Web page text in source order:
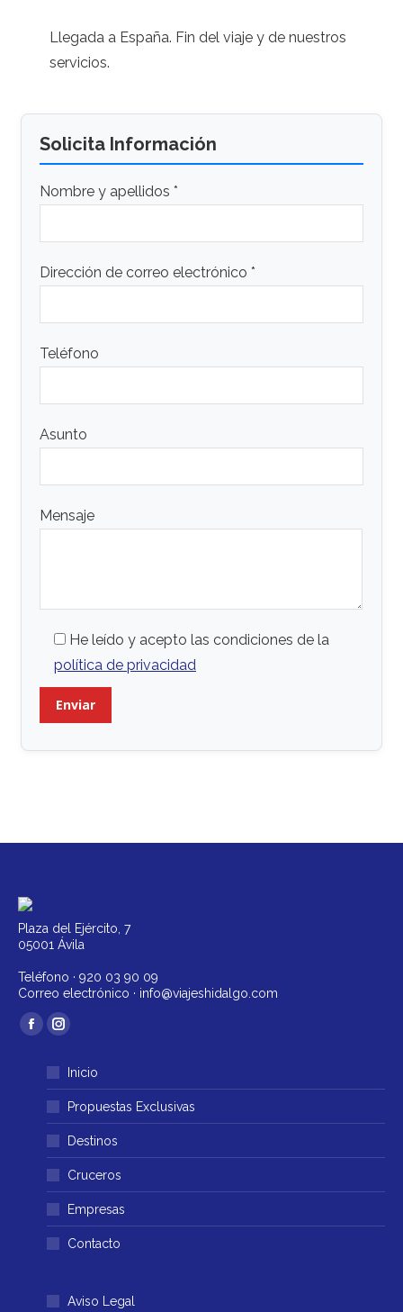
Llegada a España. Fin del viaje y de nuestros
servicios.
Solicita Información
Nombre y apellidos *
Dirección de correo electrónico *
Teléfono
Asunto
Mensaje
He leído y acepto las condiciones de la
política de privacidad
Plaza del Ejército, 7
05001 Ávila
Teléfono · 920 03 90 09
Correo electrónico · info@viajeshidalgo.com
Encuéntranos en:
Facebook
abre
una
ventana
Instagram
se
abre
en
una
ventana
Inicio
Propuestas Exclusivas
Destinos
Cruceros
Empresas
Contacto
Aviso Legal